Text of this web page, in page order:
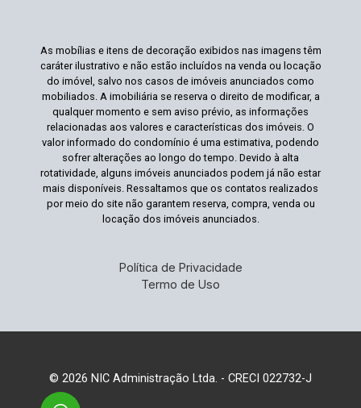
As mobílias e itens de decoração exibidos nas imagens têm
caráter ilustrativo e não estão incluídos na venda ou locação
do imóvel, salvo nos casos de imóveis anunciados como
mobiliados. A imobiliária se reserva o direito de modificar, a
qualquer momento e sem aviso prévio, as informações
relacionadas aos valores e características dos imóveis. O
valor informado do condomínio é uma estimativa, podendo
sofrer alterações ao longo do tempo. Devido à alta
rotatividade, alguns imóveis anunciados podem já não estar
mais disponíveis. Ressaltamos que os contatos realizados
por meio do site não garantem reserva, compra, venda ou
locação dos imóveis anunciados.
Política de Privacidade
Termo de Uso
© 2026 NIC Administração Ltda. - CRECI 022732-J